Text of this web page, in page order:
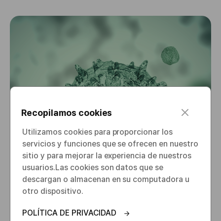
Recopilamos cookies
Utilizamos cookies para proporcionar los
servicios y funciones que se ofrecen en nuestro
sitio y para mejorar la experiencia de nuestros
usuarios.​ Las cookies son datos que se
descargan o almacenan en su computadora u
otro dispositivo.
POLÍTICA DE PRIVACIDAD
e